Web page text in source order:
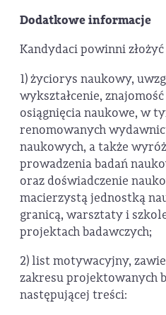
Dodatkowe informacje
Kandydaci powinni
1) życiorys naukowy,
wykształcenie,
osiągnięcia naukowe, w
renomowanych
naukowych, a także
prowadzenia badań
oraz doświadczenie
macierzystą jednostką
granicą, warsztaty i
projektach badawczych;
2) list motywacyjny,
zakresu projektowanych
następującej treści: